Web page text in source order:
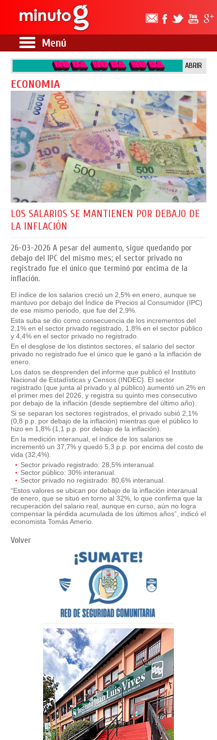
Menú
ABRIR
ECONOMIA
LOS SALARIOS SE MANTIENEN POR DEBAJO DE
LA INFLACIÓN
26-03-2026 A pesar del aumento, sigue quedando por
debajo del IPC del mismo mes; el sector privado no
registrado fue el único que terminó por encima de la
inflación.
El índice de los salarios creció un 2,5% en enero , aunque se
mantuvo por debajo del Índice de Precios al Consumidor (IPC)
de ese mismo periodo, que fue del 2,9%.
Esta suba se dio como consecuencia de los incrementos del
2,1% en el sector privado registrado, 1,8% en el sector público
y 4,4% en el sector privado no registrado.
En el desglose de los distintos sectores, el salario del sector
privado no registrado fue el único que le ganó a la inflación de
enero.
Los datos se desprenden del informe que publicó el Instituto
Nacional de Estadísticas y Censos (INDEC) . El sector
registrado (que junta al privado y al público) aumentó un 2% en
el primer mes del 2026, y registra su quinto mes consecutivo
por debajo de la inflación (desde septiembre del último año).
Si se separan los sectores registrados, el privado subió 2,1%
(0,8 p.p. por debajo de la inflación) mientras que el público lo
hizo en 1,8% (1,1 p.p. por debajo de la inflación).
En la medición interanual, el índice de los salarios se
incrementó un 37,7% y quedó 5,3 p.p. por encima del costo de
vida (32,4%).
Sector privado registrado: 28,5% interanual.
Sector público: 30% interanual.
Sector privado no registrado: 80,6% interanual.
“Estos valores se ubican por debajo de la inflación interanual
de enero, que se situó en torno al 32%, lo que confirma que la
recuperación del salario real, aunque en curso, aún no logra
compensar la pérdida acumulada de los últimos años”, indicó el
economista Tomás Amerio.
Volver